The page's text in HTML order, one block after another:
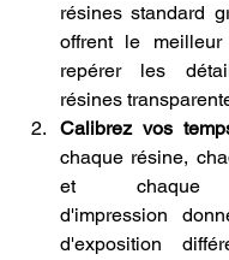
résines standard
offrent le meilleur
repérer les
résines
Calibrez vos
chaque résine,
et chaque
d'impression
d'exposition